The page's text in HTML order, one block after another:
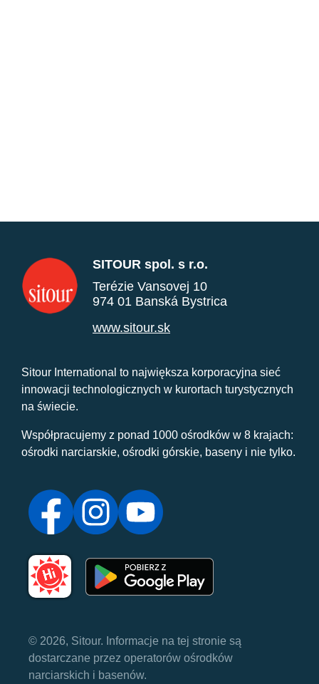
SITOUR spol. s r.o.
Terézie Vansovej 10
974 01 Banská Bystrica
www.sitour.sk
Sitour International to największa korporacyjna sieć
innowacji technologicznych w kurortach turystycznych
na świecie.
Współpracujemy z ponad 1000 ośrodków w 8 krajach:
ośrodki narciarskie, ośrodki górskie, baseny i nie tylko.
© 2026, Sitour. Informacje na tej stronie są
dostarczane przez operatorów ośrodków
narciarskich i basenów.